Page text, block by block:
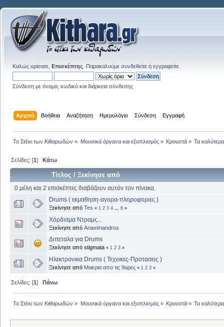
Καλώς ορίσατε, Επισκέπτης . Παρακαλούμε συνδεθείτε ή εγγραφείτε
Σύνδεση με όνομα, κωδικό και διάρκεια σύνδεσης
Αρχική Βοήθεια Αναζήτηση Ημερολόγιο Σύνδεση Εγγραφή
Το Στέκι των Κιθαρωδών » Μουσικά όργανα και εξοπλισμός» Κρουστά» Τα
Σελίδες: [1]Κάτω
Τίτλος /Ξεκίνησε από
0 μέλη και 2 επισκέπτες διαβάζουν αυτόν τον πίνακα.
Drums ( εκμαθηση-αγορα-πληροφοριες )
Ξεκίνησε από Tes « 1 2 3 4 6 »
Χόρδισμα Ντραμς...
Ξεκίνησε από Anaximandros
Διπεταλα για Drums
Ξεκίνησε από stigmata « 1 2 3 »
Ηλεκτρονικα Drums ( Τεχνικες-Προτασεις )
Ξεκίνησε από Μακρια απο τις 9αρες « 1 2 3 »
Σελίδες: [1]Πάνω
Το Στέκι των Κιθαρωδών » Μουσικά όργανα και εξοπλισμός» Κρουστά» Τα